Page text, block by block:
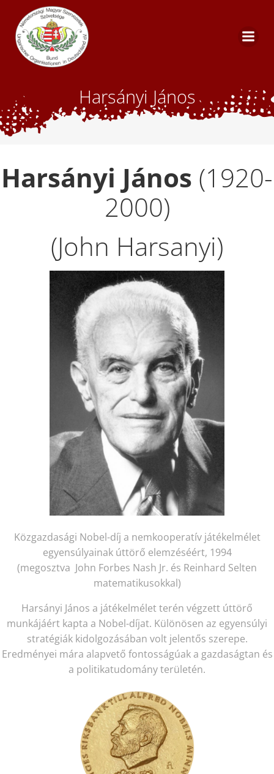
Harsányi János
Harsányi János (1920-
2000)
(John Harsanyi)
Közgazdasági Nobel-díj a nemkooperatív játékelmélet
egyensúlyainak úttörő elemzéséért, 1994
(megosztva John Forbes Nash Jr. és Reinhard Selten
matematikusokkal)
Harsányi János a játékelmélet terén végzett úttörő
munkájáért kapta a Nobel-díjat. Különösen az egyensúlyi
stratégiák kidolgozásában volt jelentős szerepe.
Eredményei mára alapvető fontosságúak a gazdaságtan és
a politikatudomány területén.